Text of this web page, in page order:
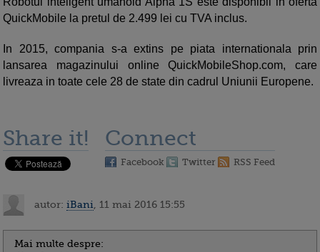
QuickMobile la pretul de 2.499 lei cu TVA inclus.
In 2015, compania s-a extins pe piata internationala prin
lansarea magazinului online QuickMobileShop.com, care
livreaza in toate cele 28 de state din cadrul Uniunii Europene.
Share it! Connect
Facebook Twitter RSS Feed
autor: iBani , 11 mai 2016 15:55
Mai multe despre: